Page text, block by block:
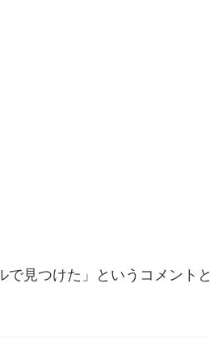
見つけた」というコメントと